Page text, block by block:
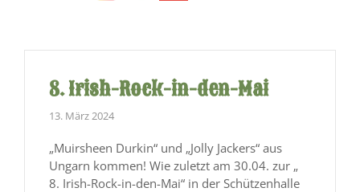
8. Irish-Rock-in-den-Mai
13. März 2024
„Muirsheen Durkin“ und „Jolly Jackers“ aus
Ungarn kommen! Wie zuletzt am 30.04. zur „
8. Irish-Rock-in-den-Mai“ in der Schützenhalle